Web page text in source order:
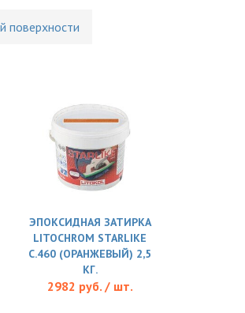
поверхности
ЭПОКСИДНАЯ ЗАТИРКА
LITOCHROM STARLIKE
C.460 (ОРАНЖЕВЫЙ) 2,5
КГ.
2982 руб. / шт.